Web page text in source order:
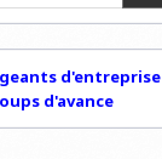
d'entreprise
d'avance